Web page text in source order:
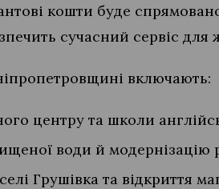
кошти буде
сучасний сервіс для
включають:
центру та школи
води й модернізацію
Грушівка та відкриття